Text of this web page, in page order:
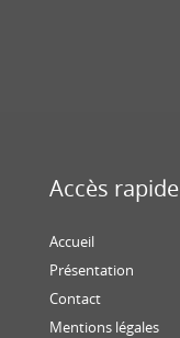
Accès rapide
Accueil
Présentation
Contact
Mentions légales